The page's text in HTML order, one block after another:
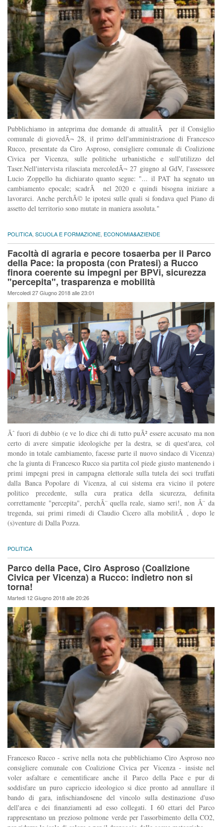
Pubblichiamo in anteprima due domande di attualitÃ per il Consiglio
comunale di giovedÃ¬ 28, il primo dell'amministrazione di Francesco
Rucco, presentate da Ciro Asproso, consigliere comunale di Coalizione
Civica per Vicenza, sulle politiche urbanistiche e sull'utilizzo del
Taser.Nell'intervista rilasciata mercoledÃ¬ 27 giugno al GdV, l'assessore
Lucio Zoppello ha dichiarato quanto segue: "... il PAT ha segnato un
cambiamento epocale; scadrÃ nel 2020 e quindi bisogna iniziare a
lavorarci. Anche perchÃ© le ipotesi sulle quali si fondava quel Piano di
assetto del territorio sono mutate in maniera assoluta."
POLITICA SCUOLA E FORMAZIONE ECONOMIA&AZIENDE
Facoltà di agraria e pecore tosaerba per il Parco
della Pace: la proposta (con Pratesi) a Rucco
finora coerente su impegni per BPVi, sicurezza
"percepita", trasparenza e mobilità
Mercoledi 27 Giugno 2018 alle 23:01
Ãˆ fuori di dubbio (e ve lo dice chi di tutto puÃ² essere accusato ma non
certo di avere simpatie ideologiche per la destra, se di quest'area, col
mondo in totale cambiamento, facesse parte il nuovo sindaco di Vicenza)
che la giunta di Francesco Rucco sia partita col piede giusto mantenendo i
primi impegni presi in campagna elettorale sulla tutela dei soci truffati
dalla Banca Popolare di Vicenza, al cui sistema era vicino il potere
politico precedente, sulla cura pratica della sicurezza, definita
correttamente "percepita", perchÃ¨ quella reale, siamo seri!, non Ã¨ da
tregenda, sui primi rimedi di Claudio Cicero alla mobilitÃ , dopo le
(s)venture di Dalla Pozza.
POLITICA
Parco della Pace, Ciro Asproso (Coalizione
Civica per Vicenza) a Rucco: indietro non si
torna!
Martedi 12 Giugno 2018 alle 20:26
Francesco Rucco - scrive nella nota che pubblichiamo Ciro Asproso neo
consigliere comunale con Coalizione Civica per Vicenza - insiste nel
voler asfaltare e cementificare anche il Parco della Pace e pur di
soddisfare un puro capriccio ideologico si dice pronto ad annullare il
bando di gara, infischiandosene del vincolo sulla destinazione d'uso
dell'area e dei finanziamenti ad esso collegati. I 60 ettari del Parco
rappresentano un prezioso polmone verde per l'assorbimento della CO2,